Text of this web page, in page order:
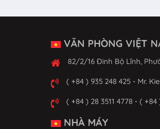
VĂN PHÒNG VIỆT
82/2/16 Đinh Bộ Lĩnh,
( +84 ) 935 248 425 - Mr.
( +84 ) 28 3511 4778 - ( +84
NHÀ MÁY